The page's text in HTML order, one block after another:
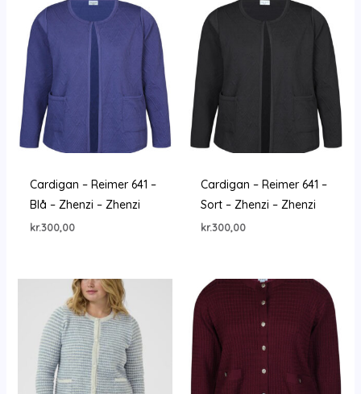
Cardigan – Reimer 641 –
Blå – Zhenzi – Zhenzi
kr.300,00
Cardigan – Reimer 641 –
Sort – Zhenzi – Zhenzi
kr.300,00